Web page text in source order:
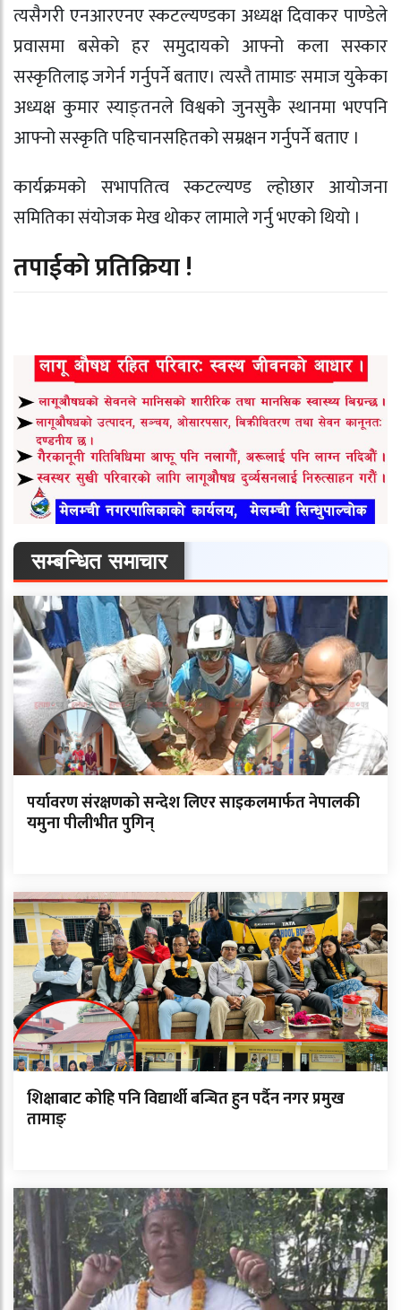
त्यसैगरी एनआरएनए स्कटल्यण्डका अध्यक्ष दिवाकर पाण्डेले
प्रवासमा बसेको हर समुदायको आफ्नो कला सस्कार
सस्कृतिलाइ जगेर्न गर्नुपर्ने बताए। त्यस्तै तामाङ समाज युकेका
अध्यक्ष कुमार स्याङ्तनले विश्वको जुनसुकै स्थानमा भएपनि
आफ्नो सस्कृति पहिचानसहितको सम्रक्षन गर्नुपर्ने बताए ।
कार्यक्रमको सभापतित्व स्कटल्यण्ड ल्होछार आयोजना
समितिका संयोजक मेख थोकर लामाले गर्नु भएको थियो ।
तपाईको प्रतिक्रिया !
सम्बन्धित समाचार
पर्यावरण संरक्षणको सन्देश लिएर साइकलमार्फत नेपालकी
यमुना पीलीभीत पुगिन्
शिक्षाबाट कोहि पनि विद्यार्थी बन्चित हुन पर्दैन नगर प्रमुख
तामाङ्